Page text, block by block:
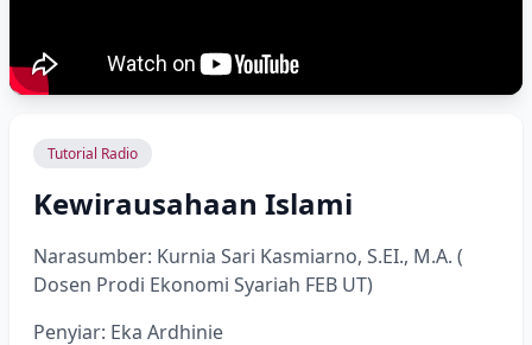
Tutorial Radio
Kewirausahaan Islami
Narasumber: Kurnia Sari Kasmiarno, S.EI., M.A. (
Dosen Prodi Ekonomi Syariah FEB UT)
Penyiar: Eka Ardhinie